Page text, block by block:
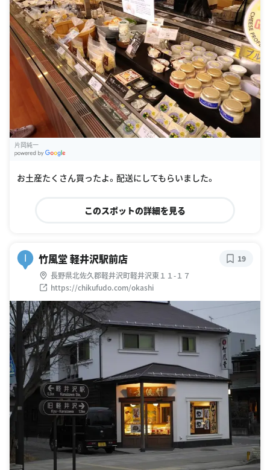
片岡純一
お土産たくさん買ったよ。配送にしてもらいました。
このスポットの詳細を見る
竹風堂 軽井沢駅前店
長野県北佐久郡軽井沢町軽井沢東１１-１７
https://chikufudo.com/okashi
19